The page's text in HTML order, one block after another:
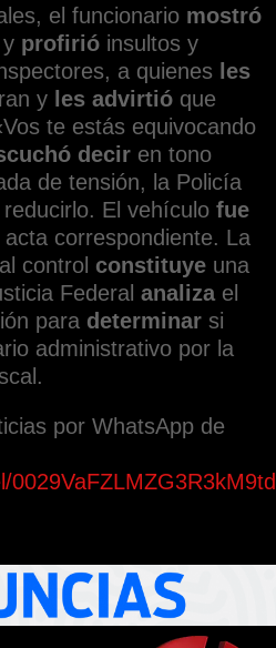
el funcionario mostró
profirió insultos y
a quienes les
y les advirtió que
te estás equivocando
decir en tono
de tensión, la Policía
reducirlo. El vehículo fue
acta correspondiente. La
control constituye una
Federal analiza el
para determinar si
administrativo por la
por WhatsApp de
0029VaFZLMZG3R3kM9td